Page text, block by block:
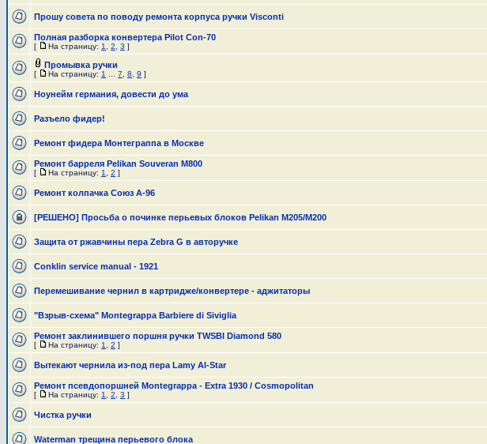
Прошу совета по поводу ремонта корпуса ручки Visconti
Полная разборка конвертера Pilot Con-70
[ На страницу: 1 2 3 ]
Промывка ручки
[ На страницу: 1 7 8 9 ]
Ноунейм германия, довести до ума
Разъело фидер!
Ремонт фидера Монтеграппа в Москве
Ремонт барреля Pelikan Souveran M800
[ На страницу: 1 2 ]
Ремонт колпачка Союз А-96
[РЕШЕНО] Просьба о починке перьевых блоков Pelikan M205/M200
Защита от ржавчины пера Zebra G в авторучке
Conklin service manual - 1921
Перемешивание чернил в картридже/конвертере - аджитаторы
"Взрыв-схема" Montegrappa Barbiere di Siviglia
Ремонт заклинившего поршня ручки TWSBI Diamond 580
[ На страницу: 1 2 ]
Вытекают чернила из-под пера Lamy Al-Star
Ремонт псевдопоршней Montegrappa - Extra 1930 / Cosmopolitan
[ На страницу: 1 2 3 ]
Чистка ручки
Waterman трещина перьевого блока